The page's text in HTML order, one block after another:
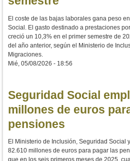
El coste de las bajas laborales gana peso
Social. El gasto destinado a prestaciones
creció un 10,3% en el primer semestre de
del año anterior, según el Ministerio de
Migraciones.
Mié, 05/08/2026 - 18:56
Seguridad Social
millones de euros
pensiones
El Ministerio de Inclusión, Seguridad Social
82.610 millones de euros para pagar las